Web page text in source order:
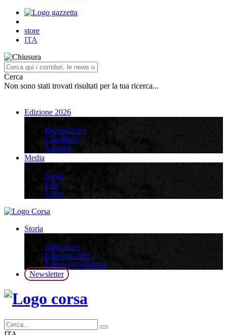
store
ITA
Cerca
Non sono stati trovati risultati per la tua ricerca...
Edizione 2026
Recap Corsa
Classifiche
Squadre
Media
News
Foto
Video
Storia
Albo d’oro
Edizione 2026
Edizioni Precedenti
Newsletter